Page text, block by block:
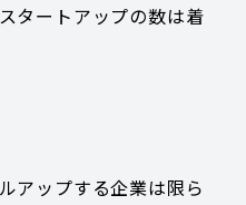
タートアップの数は着
アップする企業は限ら